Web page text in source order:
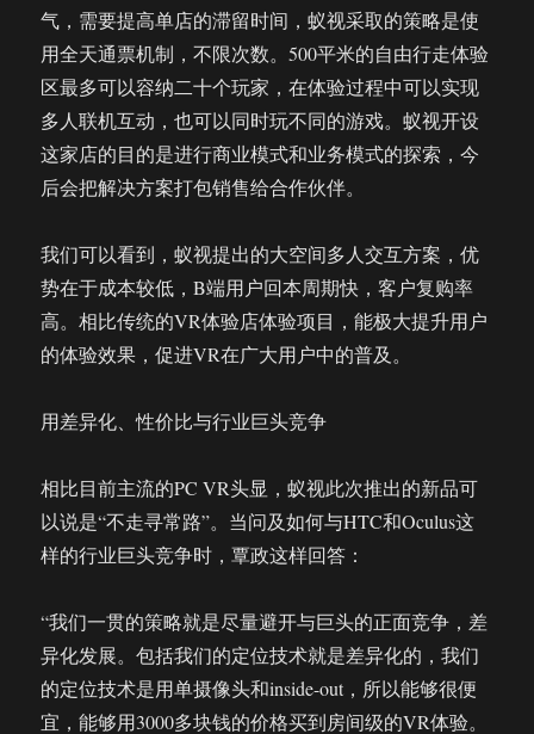
气，需要提高单店的滞留时间，蚁视采取的策略是使
用全天通票机制，不限次数。500平米的自由行走体验
区最多可以容纳二十个玩家，在体验过程中可以实现
多人联机互动，也可以同时玩不同的游戏。蚁视开设
这家店的目的是进行商业模式和业务模式的探索，今
后会把解决方案打包销售给合作伙伴。
我们可以看到，蚁视提出的大空间多人交互方案，优
势在于成本较低，B端用户回本周期快，客户复购率
高。相比传统的VR体验店体验项目，能极大提升用户
的体验效果，促进VR在广大用户中的普及。
用差异化、性价比与行业巨头竞争
相比目前主流的PC VR头显，蚁视此次推出的新品可
以说是“不走寻常路”。当问及如何与HTC和Oculus这
样的行业巨头竞争时，覃政这样回答：
“我们一贯的策略就是尽量避开与巨头的正面竞争，差
异化发展。包括我们的定位技术就是差异化的，我们
的定位技术是用单摄像头和inside-out，所以能够很便
宜，能够用3000多块钱的价格买到房间级的VR体验。